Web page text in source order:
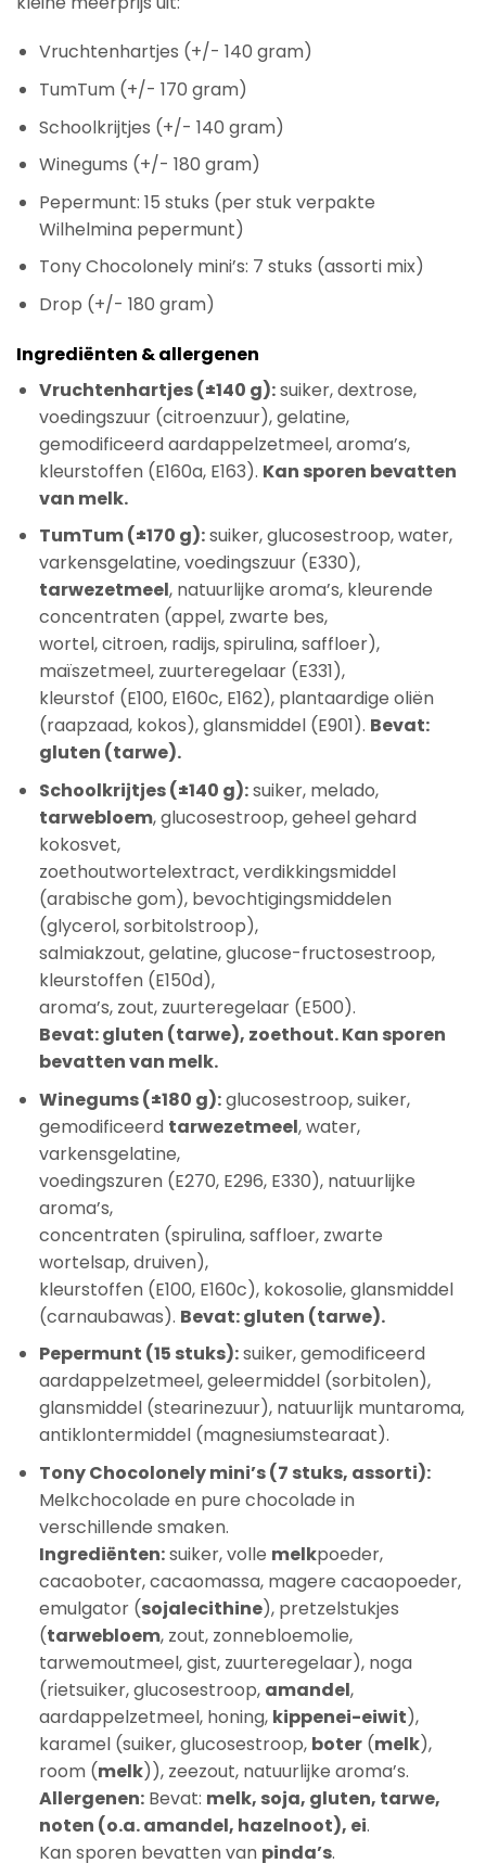
Vruchtenhartjes (+/- 140 gram)
TumTum (+/- 170 gram)
Schoolkrijtjes (+/- 140 gram)
Winegums (+/- 180 gram)
Pepermunt: 15 stuks (per stuk verpakte
Wilhelmina pepermunt)
Tony Chocolonely mini’s: 7 stuks (assorti mix)
Drop (+/- 180 gram)
Ingrediënten & allergenen
Vruchtenhartjes (±140 g):suiker, dextrose,
voedingszuur (citroenzuur), gelatine,
gemodificeerd aardappelzetmeel, aroma’s,
kleurstoffen (E160a, E163). Kan sporen bevatten
van melk.
TumTum (±170 g):suiker, glucosestroop, water,
varkensgelatine, voedingszuur (E330),
tarwezetmeel, natuurlijke aroma’s, kleurende
concentraten (appel, zwarte bes,
wortel, citroen, radijs, spirulina, saffloer),
maïszetmeel, zuurteregelaar (E331),
kleurstof (E100, E160c, E162), plantaardige oliën
(raapzaad, kokos), glansmiddel (E901). Bevat:
gluten (tarwe).
Schoolkrijtjes (±140 g):suiker, melado,
tarwebloem, glucosestroop, geheel gehard
kokosvet,
zoethoutwortelextract, verdikkingsmiddel
(arabische gom), bevochtigingsmiddelen
(glycerol, sorbitolstroop),
salmiakzout, gelatine, glucose-fructosestroop,
kleurstoffen (E150d),
aroma’s, zout, zuurteregelaar (E500).
Bevat: gluten (tarwe), zoethout. Kan sporen
bevatten van melk.
Winegums (±180 g):glucosestroop, suiker,
gemodificeerd tarwezetmeel, water,
varkensgelatine,
voedingszuren (E270, E296, E330), natuurlijke
aroma’s,
concentraten (spirulina, saffloer, zwarte
wortelsap, druiven),
kleurstoffen (E100, E160c), kokosolie, glansmiddel
(carnaubawas). Bevat: gluten (tarwe).
Pepermunt (15 stuks):suiker, gemodificeerd
aardappelzetmeel, geleermiddel (sorbitolen),
glansmiddel (stearinezuur), natuurlijk muntaroma,
antiklontermiddel (magnesiumstearaat).
Tony Chocolonely mini’s (7 stuks, assorti):
Melkchocolade en pure chocolade in
verschillende smaken.
Ingrediënten:suiker, volle melkpoeder,
cacaoboter, cacaomassa, magere cacaopoeder,
emulgator (sojalecithine), pretzelstukjes
(tarwebloem, zout, zonnebloemolie,
tarwemoutmeel, gist, zuurteregelaar), noga
(rietsuiker, glucosestroop, amandel,
aardappelzetmeel, honing, kippenei-eiwit),
karamel (suiker, glucosestroop, boter(melk),
room (melk)), zeezout, natuurlijke aroma’s.
Allergenen:Bevat: melk, soja, gluten, tarwe,
noten (o.a. amandel, hazelnoot), ei.
Kan sporen bevatten van pinda’s.